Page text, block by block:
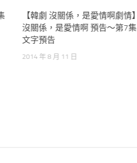
【韓劇 沒關係，是愛情啊劇情】
沒關係，是愛情啊 預告～第7集
文字預告
2014 年 8 月 11 日